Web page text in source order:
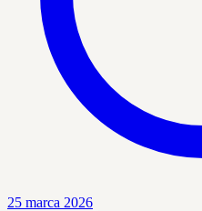
25 marca 2026